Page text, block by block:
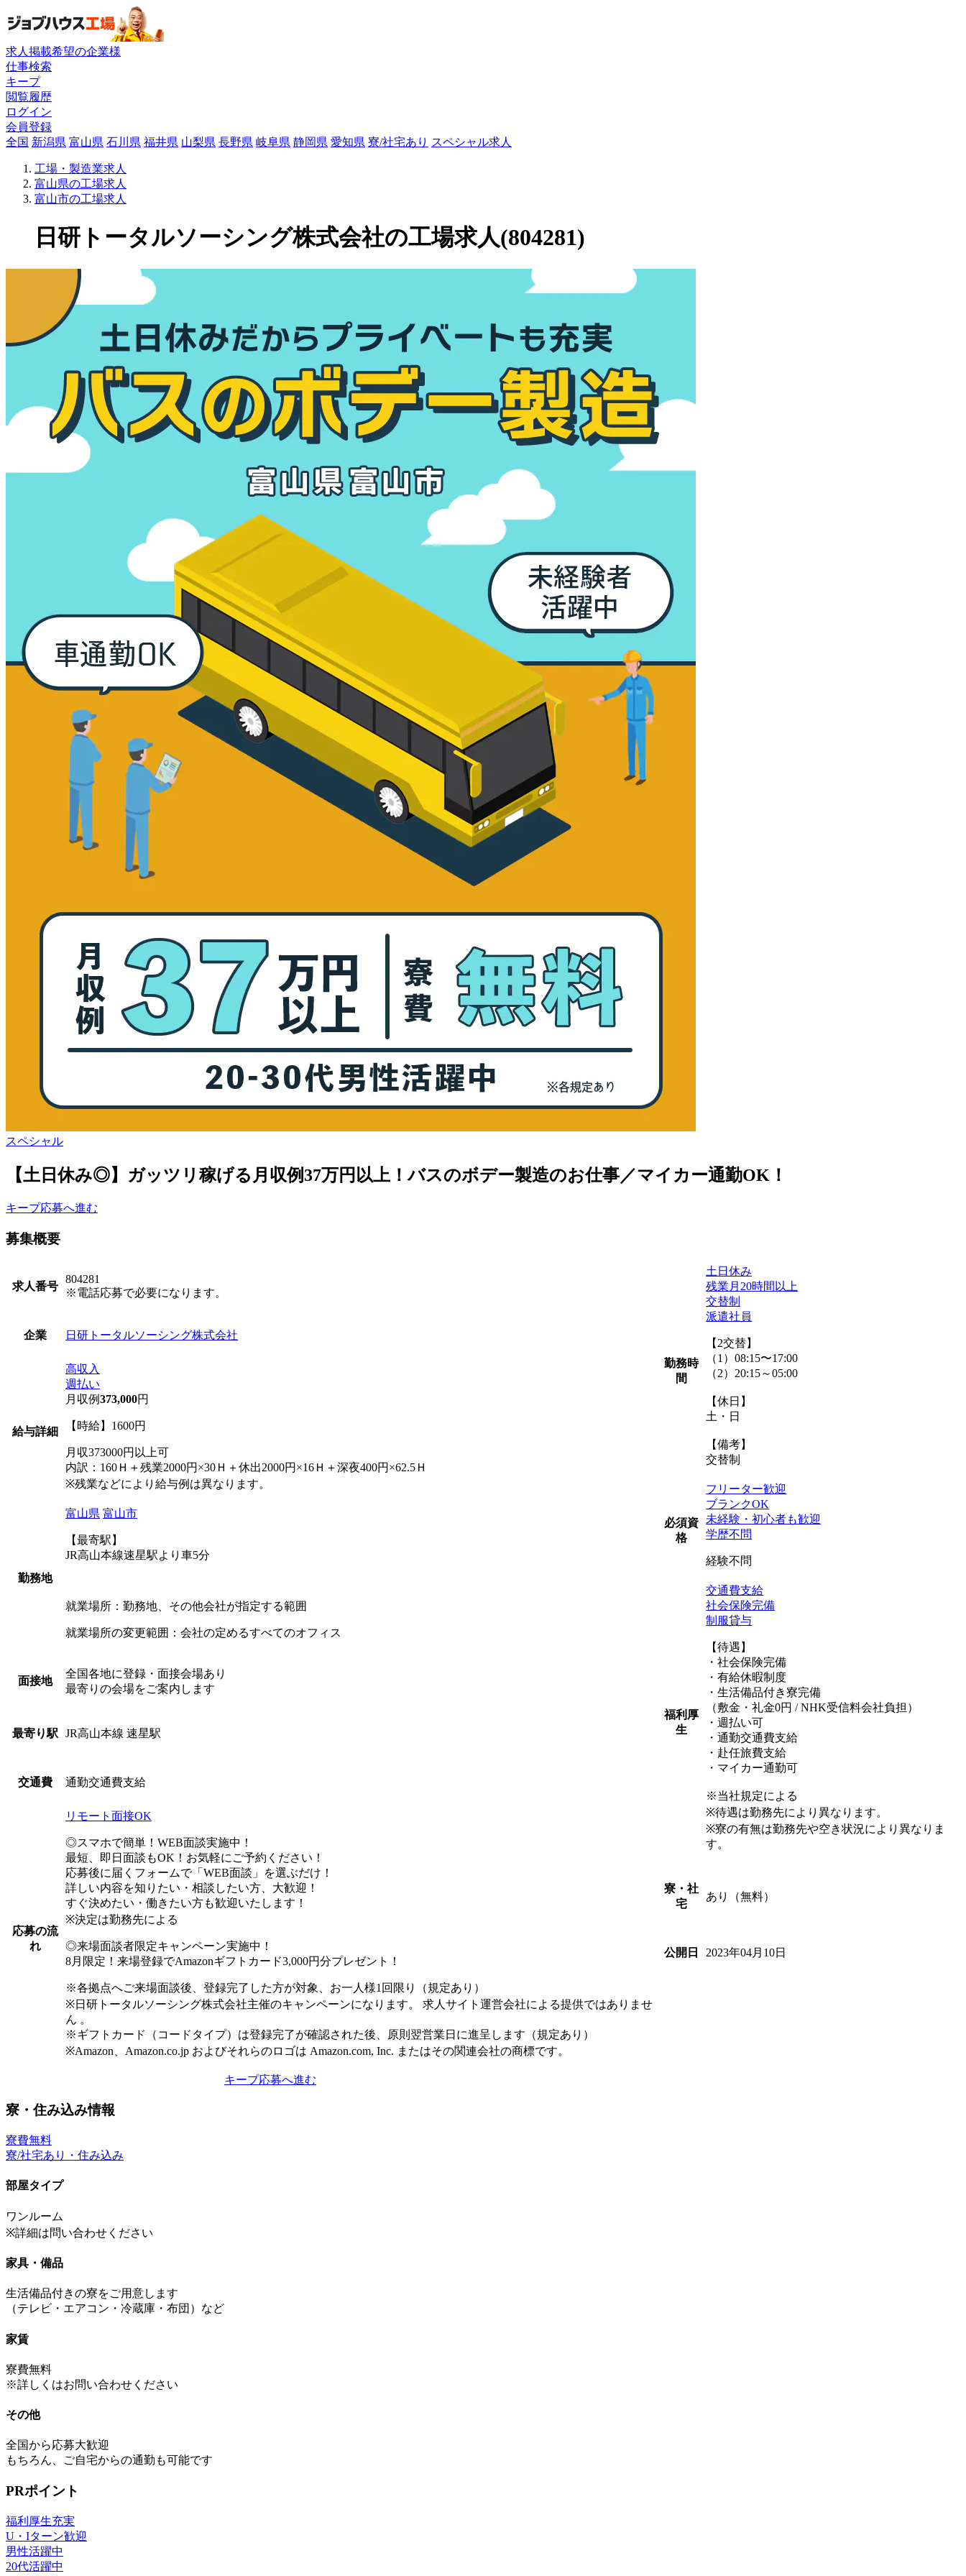
求人掲載希望の企業様
仕事検索
キープ
閲覧履歴
ログイン
会員登録
全国 新潟県 富山県 石川県 福井県 山梨県 長野県 岐阜県 静岡県 愛知県 寮/社宅あり スペシャル求人
工場・製造業求人
富山県の工場求人
富山市の工場求人
日研トータルソーシング株式会社の工場求人(804281)
スペシャル
【土日休み◎】ガッツリ稼げる月収例37万円以上！バスのボデー製造のお仕事／マイカー通勤OK！
キープ応募へ進む
募集概要
求人番号
804281
※電話応募で必要になります。
企業 日研トータルソーシング株式会社
給与詳細
高収入
週払い
月収例373,000円
【時給】1600円
月収373000円以上可
内訳：160Ｈ＋残業2000円×30Ｈ＋休出2000円×16Ｈ＋深夜400円×62.5Ｈ
※残業などにより給与例は異なります。
勤務地
富山県 富山市
【最寄駅】
JR高山本線速星駅より車5分
就業場所：勤務地、その他会社が指定する範囲
就業場所の変更範囲：会社の定めるすべてのオフィス
面接地
全国各地に登録・面接会場あり
最寄りの会場をご案内します
最寄り駅 JR高山本線 速星駅
交通費 通勤交通費支給
応募の流
れ
リモート面接OK
◎スマホで簡単！WEB面談実施中！
最短、即日面談もOK！お気軽にご予約ください！
応募後に届くフォームで「WEB面談」を選ぶだけ！
詳しい内容を知りたい・相談したい方、大歓迎！
すぐ決めたい・働きたい方も歓迎いたします！
※決定は勤務先による
◎来場面談者限定キャンペーン実施中！
8月限定！来場登録でAmazonギフトカード3,000円分プレゼント！
※各拠点へご来場面談後、登録完了した方が対象、お一人様1回限り（規定あり）
※日研トータルソーシング株式会社主催のキャンペーンになります。 求人サイト運営会社による提供ではありませ
ん 。
※ギフトカード（コードタイプ）は登録完了が確認された後、原則翌営業日に進呈します（規定あり）
※Amazon、Amazon.co.jp およびそれらのロゴは Amazon.com, Inc. またはその関連会社の商標です。
勤務時
間
土日休み
残業月20時間以上
交替制
派遣社員
【2交替】
（1）08:15〜17:00
（2）20:15～05:00
【休日】
土・日
【備考】
交替制
必須資
格
フリーター歓迎
ブランクOK
未経験・初心者も歓迎
学歴不問
経験不問
福利厚
生
交通費支給
社会保険完備
制服貸与
【待遇】
・社会保険完備
・有給休暇制度
・生活備品付き寮完備
（敷金・礼金0円 / NHK受信料会社負担）
・週払い可
・通勤交通費支給
・赴任旅費支給
・マイカー通勤可
※当社規定による
※待遇は勤務先により異なります。
※寮の有無は勤務先や空き状況により異なりま
す。
寮・社
宅
あり（無料）
公開日 2023年04月10日
キープ応募へ進む
寮・住み込み情報
寮費無料
寮/社宅あり・住み込み
部屋タイプ
ワンルーム
※詳細は問い合わせください
家具・備品
生活備品付きの寮をご用意します
（テレビ・エアコン・冷蔵庫・布団）など
家賃
寮費無料
※詳しくはお問い合わせください
その他
全国から応募大歓迎
もちろん、ご自宅からの通勤も可能です
PRポイント
福利厚生充実
U・Iターン歓迎
男性活躍中
20代活躍中